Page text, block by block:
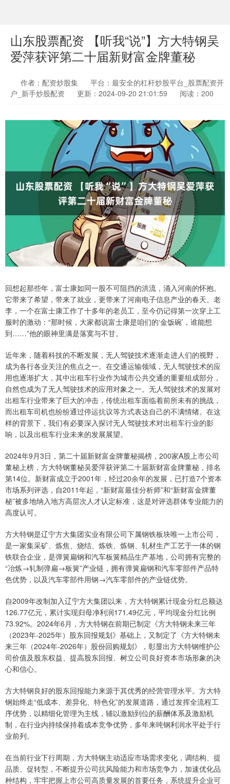
山东股票配资 【听我“说”】方大特钢吴
爱萍获评第二十届新财富金牌董秘
作者：配资炒股集
平台：最安全的杠杆炒股平台_股票配资开
户_新手炒股配资
更新：2024-09-20 21:01:59 阅读：200
回想起那些年，富士康如同一股不可阻挡的洪流，涌入河南的怀抱。
它带来了希望，带来了就业，更带来了河南电子信息产业的春天。老
李，一个在富士康工作了十多年的老员工，至今仍记得第一次穿上工
服时的激动：“那时候，大家都说富士康是咱们的‘金饭碗’，谁能想
到……”他的眼神里满是落寞与不甘。
近年来，随着科技的不断发展，无人驾驶技术逐渐走进人们的视野，
成为各行各业关注的焦点之一。在交通运输领域，无人驾驶技术的应
用也逐渐扩大，其中出租车行业作为城市公共交通的重要组成部分，
自然也成为了无人驾驶技术的应用对象之一。无人驾驶技术的发展对
出租车行业带来了巨大的冲击，传统出租车面临着前所未有的挑战，
而出租车司机也纷纷通过停运抗议等方式表达自己的不满情绪。在这
样的背景下，我们有必要深入探讨无人驾驶技术对出租车行业的影
响，以及出租车行业未来的发展展望。
2024年9月3日，第二十届新财富金牌董秘揭榜，200家A股上市公司
董秘上榜，方大特钢董秘吴爱萍获评第二十届新财富金牌董秘，排名
第14位。新财富成立于2001年，经过20余年的发展，已打造7个资本
市场系列评选，自2011年起，“新财富最佳分析师”和“新财富金牌董
秘”被多地纳入地方高层次人才认定标准，这是对评选群体专业能力的
高度认可。
方大特钢是辽宁方大集团实业有限公司下属钢铁板块唯一上市公司，
是一家集采矿、炼焦、烧结、炼铁、炼钢、轧材生产工艺于一体的钢
铁联合企业，是弹簧扁钢和汽车板簧精品生产基地，公司拥有完整的
“冶炼→轧制弹扁→板簧”产业链，拥有弹簧扁钢和汽车零部件产品特
色优势，以及汽车零部件用钢→汽车零部件的产业链优势。
自2009年改制加入辽宁方大集团以来，方大特钢累计现金分红总额达
126.77亿元，累计实现归母净利润171.49亿元，平均现金分红比例
73.92%。2024年6月，方大特钢在前期已制定《方大特钢未来三年
（2023年-2025年）股东回报规划》基础上，又制定了《方大特钢未
来三年（2024年-2026年）股份回购规划》，彰显出方大特钢维护公
司价值及股东权益、提高股东回报、树立公司良好资本市场形象的决
心和信心。
方大特钢良好的股东回报能力来源于其优秀的经营管理水平。方大特
钢始终走“低成本、差异化、特色化”的发展道路，通过发挥全流程工
序优势，以精细化管理为主线，辅以激励到位的薪酬体系及激励机
制，在行业内持续保持着成本竞争优势，多年来吨钢利润水平处于行
业前列。
在当前行业下行周期，方大特钢主动适应市场需求变化，调结构、提
品质、促转型，不断提升公司抗风险能力和市场竞争力，加速优化品
种结构，牢牢把握上市公司高质量发展的首要任务，系统提升企业可